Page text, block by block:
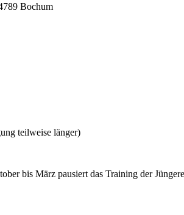
Bochum
teilweise länger)
bis März pausiert das Training der